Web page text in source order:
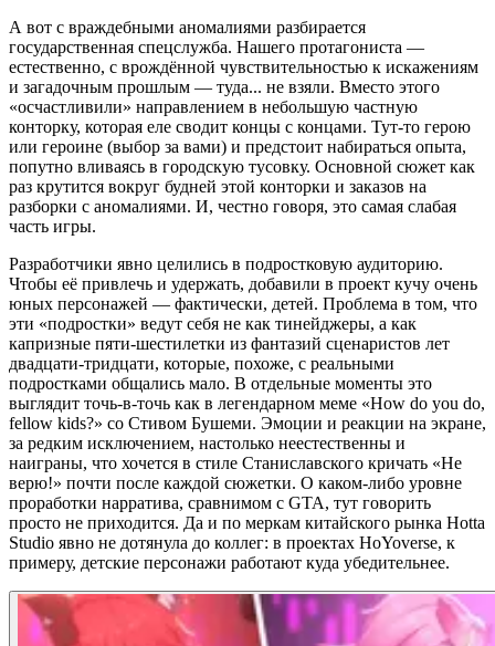
А вот с враждебными аномалиями разбирается
государственная спецслужба. Нашего протагониста —
естественно, с врождённой чувствительностью к искажениям
и загадочным прошлым — туда... не взяли. Вместо этого
«осчастливили» направлением в небольшую частную
конторку, которая еле сводит концы с концами. Тут-то герою
или героине (выбор за вами) и предстоит набираться опыта,
попутно вливаясь в городскую тусовку. Основной сюжет как
раз крутится вокруг будней этой конторки и заказов на
разборки с аномалиями. И, честно говоря, это самая слабая
часть игры.
Разработчики явно целились в подростковую аудиторию.
Чтобы её привлечь и удержать, добавили в проект кучу очень
юных персонажей — фактически, детей. Проблема в том, что
эти «подростки» ведут себя не как тинейджеры, а как
капризные пяти-шестилетки из фантазий сценаристов лет
двадцати-тридцати, которые, похоже, с реальными
подростками общались мало. В отдельные моменты это
выглядит точь-в-точь как в легендарном меме «How do you do,
fellow kids?» со Стивом Бушеми. Эмоции и реакции на экране,
за редким исключением, настолько неестественны и
наиграны, что хочется в стиле Станиславского кричать «Не
верю!» почти после каждой сюжетки. О каком-либо уровне
проработки нарратива, сравнимом с GTA, тут говорить
просто не приходится. Да и по меркам китайского рынка Hotta
Studio явно не дотянула до коллег: в проектах HoYoverse, к
примеру, детские персонажи работают куда убедительнее.